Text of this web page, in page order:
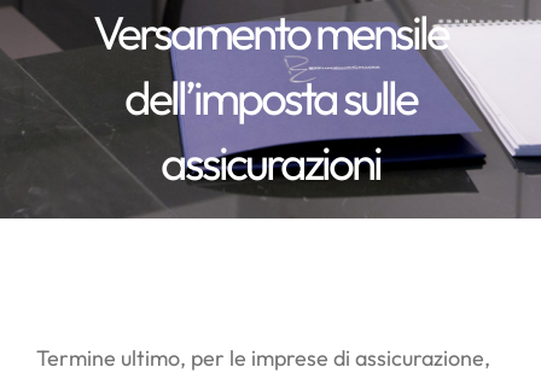
Versamento mensile
dell’imposta sulle
assicurazioni
Termine ultimo, per le imprese di assicurazione,